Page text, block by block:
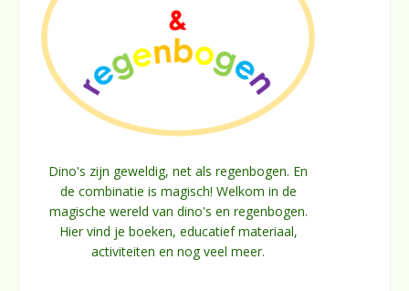
Dino's zijn geweldig, net als regenbogen. En
de combinatie is magisch! Welkom in de
magische wereld van dino's en regenbogen.
Hier vind je boeken, educatief materiaal,
activiteiten en nog veel meer.